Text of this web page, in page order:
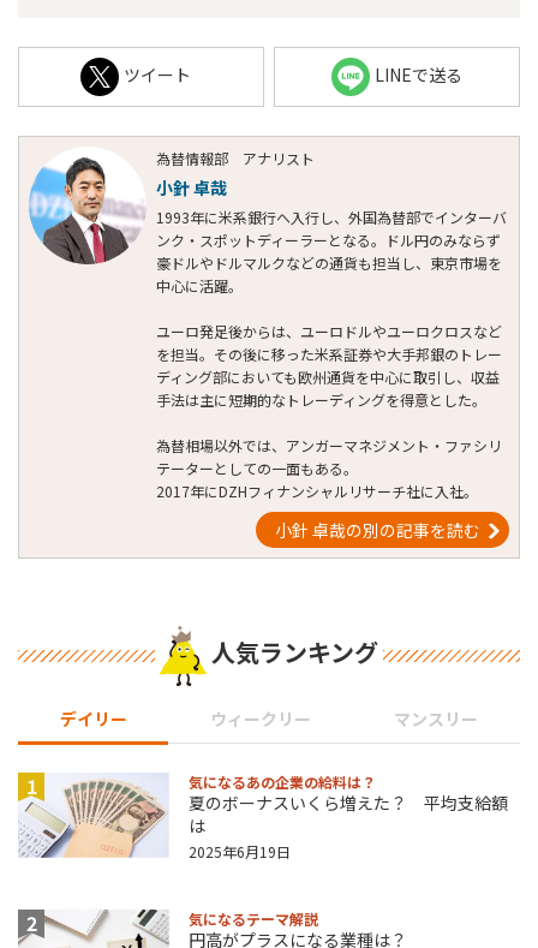
ツイート LINEで送る
為替情報部 アナリスト
小針 卓哉
1993年に米系銀行へ入行し、外国為替部でインターバ
ンク・スポットディーラーとなる。ドル円のみならず
豪ドルやドルマルクなどの通貨も担当し、東京市場を
中心に活躍。
ユーロ発足後からは、ユーロドルやユーロクロスなど
を担当。その後に移った米系証券や大手邦銀のトレー
ディング部においても欧州通貨を中心に取引し、収益
手法は主に短期的なトレーディングを得意とした。
為替相場以外では、アンガーマネジメント・ファシリ
テーターとしての一面もある。
2017年にDZHフィナンシャルリサーチ社に入社。
小針 卓哉の別の記事を読む
人気ランキング
デイリー ウィークリー マンスリー
1 気になるあの企業の給料は？
夏のボーナスいくら増えた？ 平均支給額
は
2025年6月19日
2 気になるテーマ解説
円高がプラスになる業種は？